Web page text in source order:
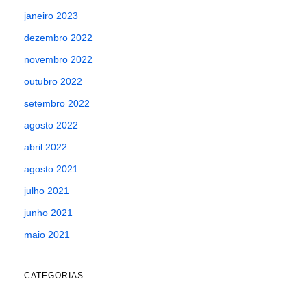
janeiro 2023
dezembro 2022
novembro 2022
outubro 2022
setembro 2022
agosto 2022
abril 2022
agosto 2021
julho 2021
junho 2021
maio 2021
CATEGORIAS